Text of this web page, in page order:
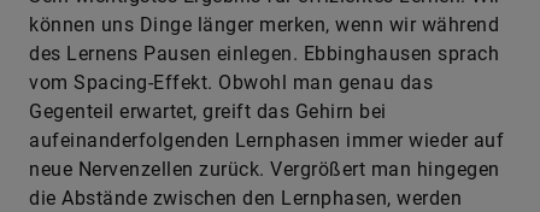
können uns Dinge länger merken, wenn wir während
des Lernens Pausen einlegen. Ebbinghausen sprach
vom Spacing-Effekt. Obwohl man genau das
Gegenteil erwartet, greift das Gehirn bei
aufeinanderfolgenden Lernphasen immer wieder auf
neue Nervenzellen zurück. Vergrößert man hingegen
die Abstände zwischen den Lernphasen, werden